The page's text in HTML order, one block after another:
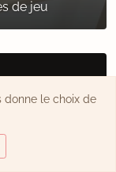
de jeu
donne le choix de